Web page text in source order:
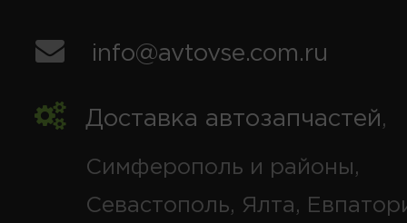
info@avtovse.com.ru
Доставка автозапчастей,
Симферополь и районы,
Севастополь, Ялта,